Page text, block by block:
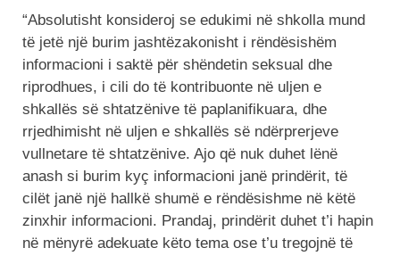
“Absolutisht konsideroj se edukimi në shkolla mund
të jetë një burim jashtëzakonisht i rëndësishëm
informacioni i saktë për shëndetin seksual dhe
riprodhues, i cili do të kontribuonte në uljen e
shkallës së shtatzënive të paplanifikuara, dhe
rrjedhimisht në uljen e shkallës së ndërprerjeve
vullnetare të shtatzënive. Ajo që nuk duhet lënë
anash si burim kyç informacioni janë prindërit, të
cilët janë një hallkë shumë e rëndësishme në këtë
zinxhir informacioni. Prandaj, prindërit duhet t’i hapin
në mënyrë adekuate këto tema ose t’u tregojnë të